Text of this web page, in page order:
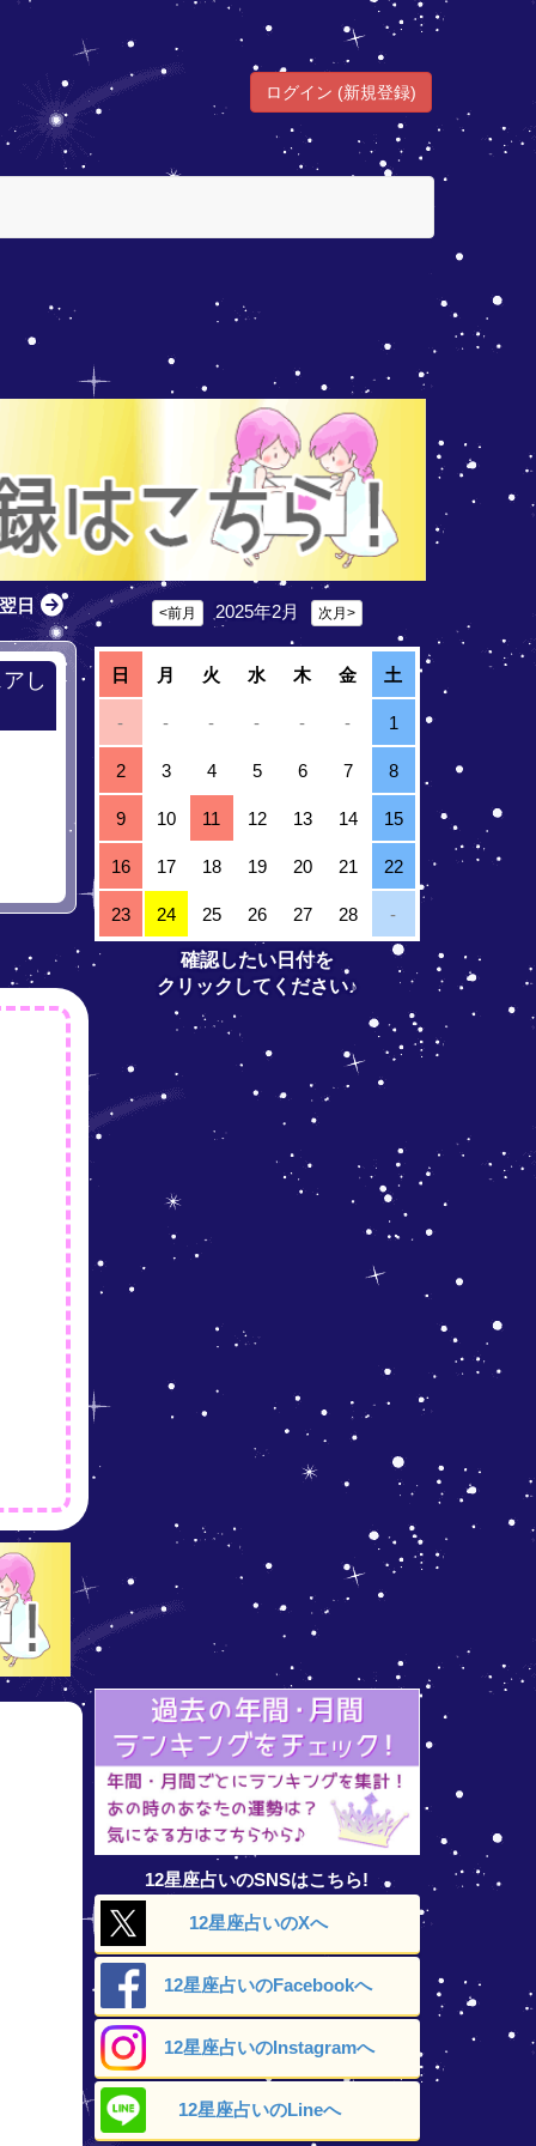
ログイン (新規登録)
翌日
し
<前月 2025年2月 次月>
日 月 火 水 木 金 土
- - - - - - 1
2 3 4 5 6 7 8
9 10 11 12 13 14 15
16 17 18 19 20 21 22
23 24 25 26 27 28 -
確認したい日付を
クリックしてください♪
12星座占いのSNSはこちら!
12星座占いのXへ
12星座占いのFacebookへ
12星座占いのInstagramへ
12星座占いのLineへ